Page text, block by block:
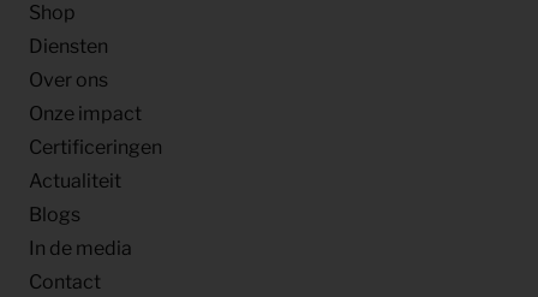
Shop
Diensten
Over ons
Onze impact
Certificeringen
Actualiteit
Blogs
In de media
Contact